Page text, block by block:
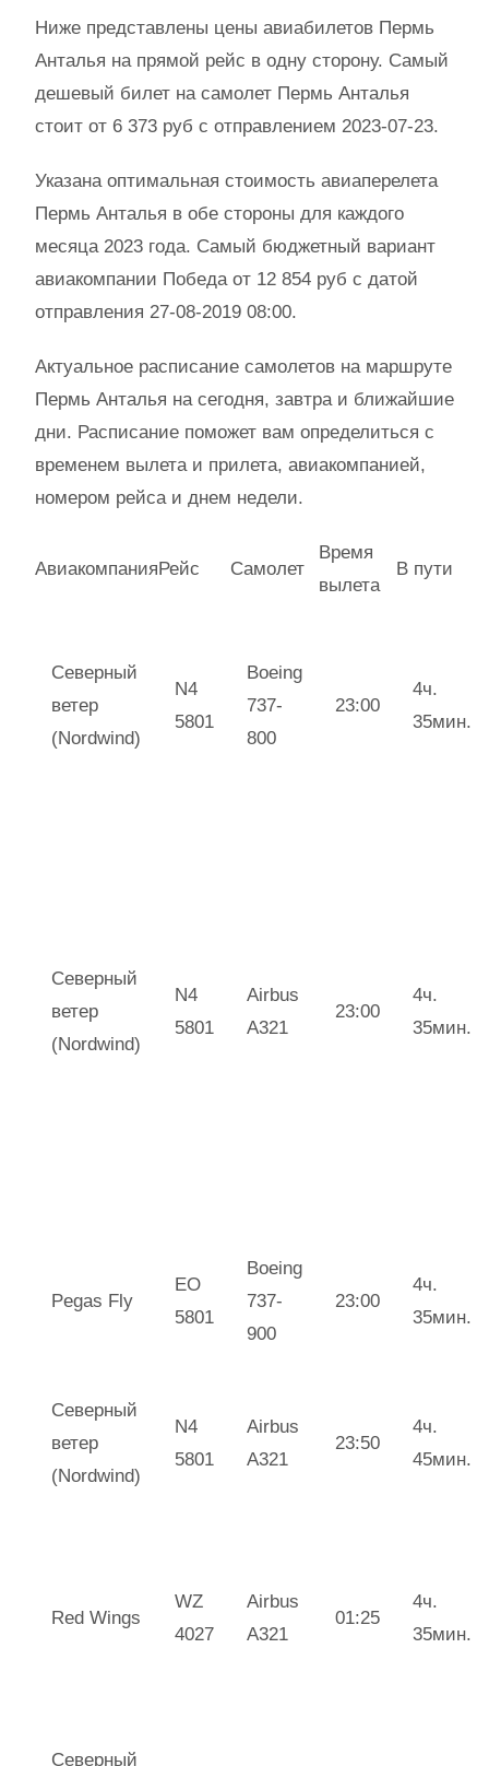
Ниже представлены цены авиабилетов Пермь
Анталья на прямой рейс в одну сторону. Самый
дешевый билет на самолет Пермь Анталья
стоит от 6 373 руб с отправлением 2023-07-23.
Указана оптимальная стоимость авиаперелета
Пермь Анталья в обе стороны для каждого
месяца 2023 года. Самый бюджетный вариант
авиакомпании Победа от 12 854 руб с датой
отправления 27-08-2019 08:00.
Актуальное расписание самолетов на маршруте
Пермь Анталья на сегодня, завтра и ближайшие
дни. Расписание поможет вам определиться с
временем вылета и прилета, авиакомпанией,
номером рейса и днем недели.
АвиакомпанияРейс Самолет
Время
вылета
В пути
Северный
ветер
(Nordwind)
N4
5801
Boeing
737-
800
23:00
4ч.
35мин.
Северный
ветер
(Nordwind)
N4
5801
Airbus
А321
23:00
4ч.
35мин.
Pegas Fly
EO
5801
Boeing
737-
900
23:00
4ч.
35мин.
Северный
ветер
(Nordwind)
N4
5801
Airbus
А321
23:50
4ч.
45мин.
Red Wings
WZ
4027
Airbus
А321
01:25
4ч.
35мин.
Северный